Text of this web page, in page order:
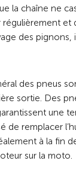
la chaîne ne
et
des pignons,
des pneus
sortie. Des
une
de remplacer
à la fin
sur la moto.